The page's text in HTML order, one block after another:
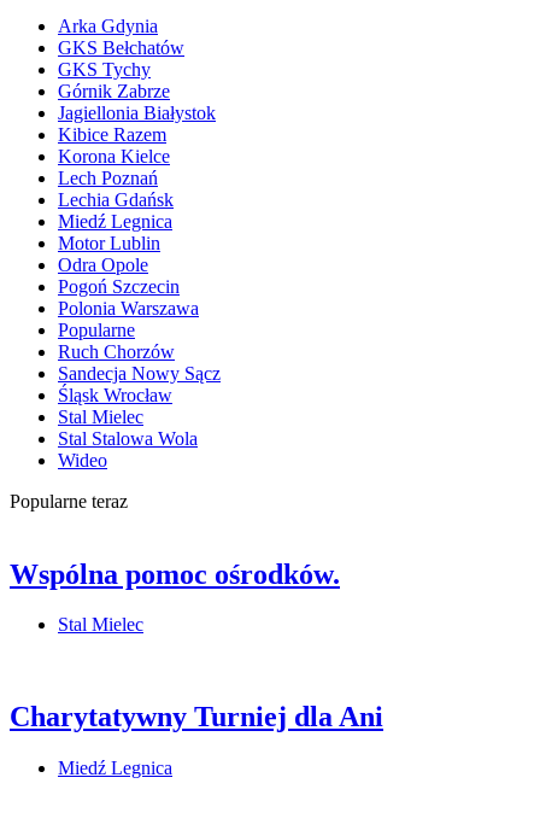
Arka Gdynia
GKS Bełchatów
GKS Tychy
Górnik Zabrze
Jagiellonia Białystok
Kibice Razem
Korona Kielce
Lech Poznań
Lechia Gdańsk
Miedź Legnica
Motor Lublin
Odra Opole
Pogoń Szczecin
Polonia Warszawa
Popularne
Ruch Chorzów
Sandecja Nowy Sącz
Śląsk Wrocław
Stal Mielec
Stal Stalowa Wola
Wideo
Popularne teraz
Wspólna pomoc ośrodków.
Stal Mielec
Charytatywny Turniej dla Ani
Miedź Legnica